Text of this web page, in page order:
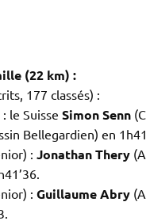
(22 km) :
177 classés) :
le Suisse Simon Senn
Bellegardien) en
: Jonathan Thery
: Guillaume Abry